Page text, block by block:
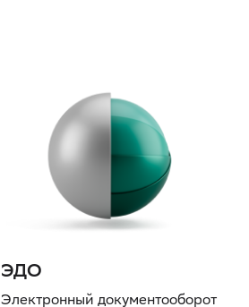
ЭДО
Электронный документооборот